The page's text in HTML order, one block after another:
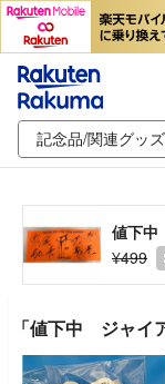
値下
¥499
「値下中 ジャイ